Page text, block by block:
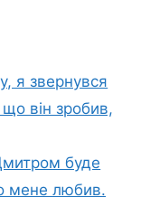
я звернувся
він зробив,
буде
мене любив.